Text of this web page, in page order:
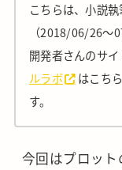
こちらは、小説
（2018/06/26～
開発者さんのサ
ルラボ
はこち
す。
今回はプロット